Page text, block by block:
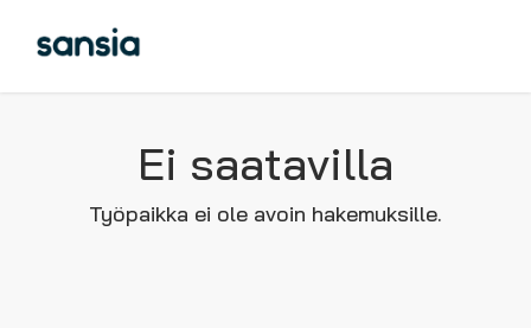
Ei saatavilla
Työpaikka ei ole avoin hakemuksille.